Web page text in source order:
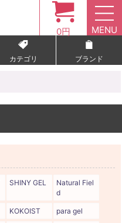
0円 MENU
カテゴリ ブランド
SHINY GEL
Natural Fiel
d
KOKOIST para gel